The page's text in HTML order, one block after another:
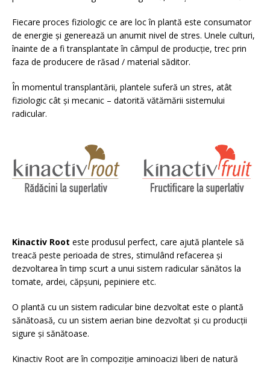
Fiecare proces fiziologic ce are loc în plantă este consumator
de energie și generează un anumit nivel de stres. Unele culturi,
înainte de a fi transplantate în câmpul de producție, trec prin
faza de producere de răsad / material săditor.
În momentul transplantării, plantele suferă un stres, atât
fiziologic cât și mecanic – datorită vătămării sistemului
radicular.
Kinactiv Root este produsul perfect, care ajută plantele să
treacă peste perioada de stres, stimulând refacerea și
dezvoltarea în timp scurt a unui sistem radicular sănătos la
tomate, ardei, căpșuni, pepiniere etc.
O plantă cu un sistem radicular bine dezvoltat este o plantă
sănătoasă, cu un sistem aerian bine dezvoltat și cu producții
sigure și sănătoase.
Kinactiv Root are în compoziție aminoacizi liberi de natură